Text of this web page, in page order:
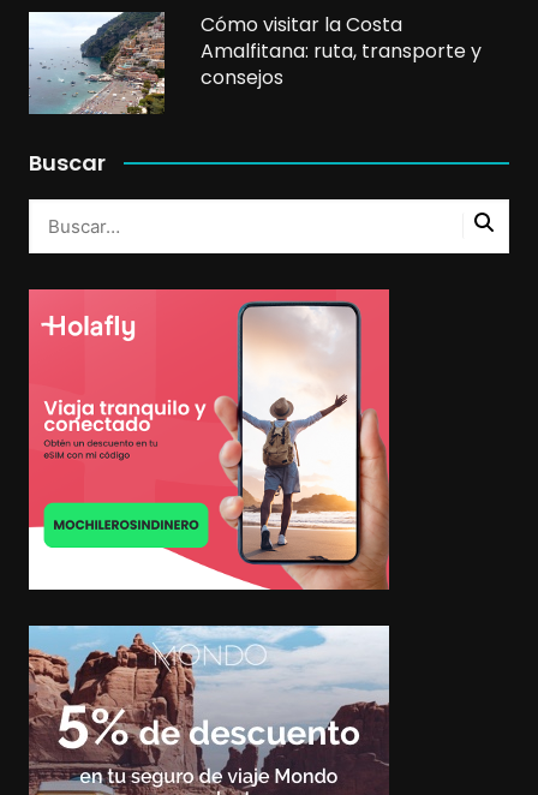
Cómo visitar la Costa
Amalfitana: ruta, transporte y
consejos
Buscar